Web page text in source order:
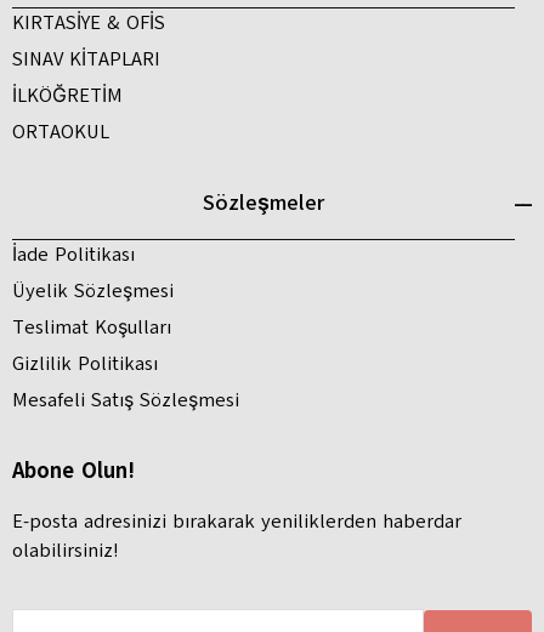
KIRTASİYE & OFİS
SINAV KİTAPLARI
İLKÖĞRETİM
ORTAOKUL
Sözleşmeler
İade Politikası
Üyelik Sözleşmesi
Teslimat Koşulları
Gizlilik Politikası
Mesafeli Satış Sözleşmesi
Abone Olun!
E-posta adresinizi bırakarak yeniliklerden haberdar
olabilirsiniz!